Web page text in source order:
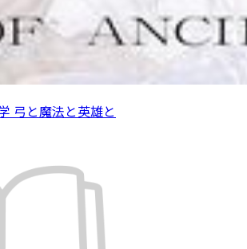
弓と魔法と英雄と